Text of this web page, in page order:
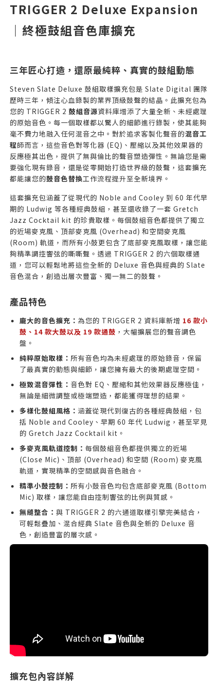
TRIGGER 2 Deluxe Expansion
｜終極鼓組音色庫擴充
三年匠心打造，還原最純粹、真實的鼓組動態
Steven Slate Deluxe 鼓組取樣擴充包是 Slate Digital 團隊
歷時三年，傾注心血錄製的業界頂級鼓聲的結晶。此擴充包為
您的 TRIGGER 2 鼓組音源資料庫增添了大量全新、未經處理
的原始音色。每一個取樣都以驚人的細節進行錄製，使其能夠
毫不費力地融入任何混音之中。對於追求客製化聲音的混音工
程師而言，這些音色對等化器 (EQ)、壓縮以及其他效果器的
反應極其出色，提供了無與倫比的聲音塑造彈性。無論您是需
要強化現有錄音，還是從零開始打造世界級的鼓聲，這套擴充
都能讓您的鼓音色替換工作流程提升至全新境界。
這套擴充包涵蓋了從現代的 Noble and Cooley 到 60 年代早
期的 Ludwig 等各種經典鼓組，甚至還收錄了一套 Gretch
Jazz Cocktail kit 的珍貴取樣。每個鼓組音色都提供了獨立
的近場麥克風、頂部麥克風 (Overhead) 和空間麥克風
(Room) 軌道，而所有小鼓更包含了底部麥克風取樣，讓您能
夠精準調控響弦的嘶嘶聲。透過 TRIGGER 2 的六個取樣通
道，您可以輕鬆地將這些全新的 Deluxe 音色與經典的 Slate
音色混合，創造出層次豐富、獨一無二的鼓聲。
產品特色
龐大的音色擴充： 為您的 TRIGGER 2 資料庫新增 16 款小
鼓、14 款大鼓以及 19 款通鼓 ，大幅擴展您的聲音調色
盤。
純粹原始取樣： 所有音色均為未經處理的原始錄音，保留
了最真實的動態與細節，讓您擁有最大的後期處理空間。
極致混音彈性： 音色對 EQ、壓縮和其他效果器反應極佳，
無論是細微調整或極端塑造，都能獲得理想的結果。
多樣化鼓組風格： 涵蓋從現代到復古的各種經典鼓組，包
括 Noble and Cooley、早期 60 年代 Ludwig，甚至罕見
的 Gretch Jazz Cocktail kit。
多麥克風軌道控制： 每個鼓組音色都提供獨立的近場
(Close Mic)、頂部 (Overhead) 和空間 (Room) 麥克風
軌道，實現精準的空間感與音色融合。
精準小鼓控制： 所有小鼓音色均包含底部麥克風 (Bottom
Mic) 取樣，讓您能自由控制響弦的比例與質感。
無縫整合： 與 TRIGGER 2 的六通道取樣引擎完美結合，
可輕鬆疊加、混合經典 Slate 音色與全新的 Deluxe 音
色，創造豐富的層次感。
擴充包內容詳解